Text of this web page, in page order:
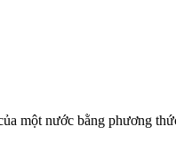
một nước bằng phương